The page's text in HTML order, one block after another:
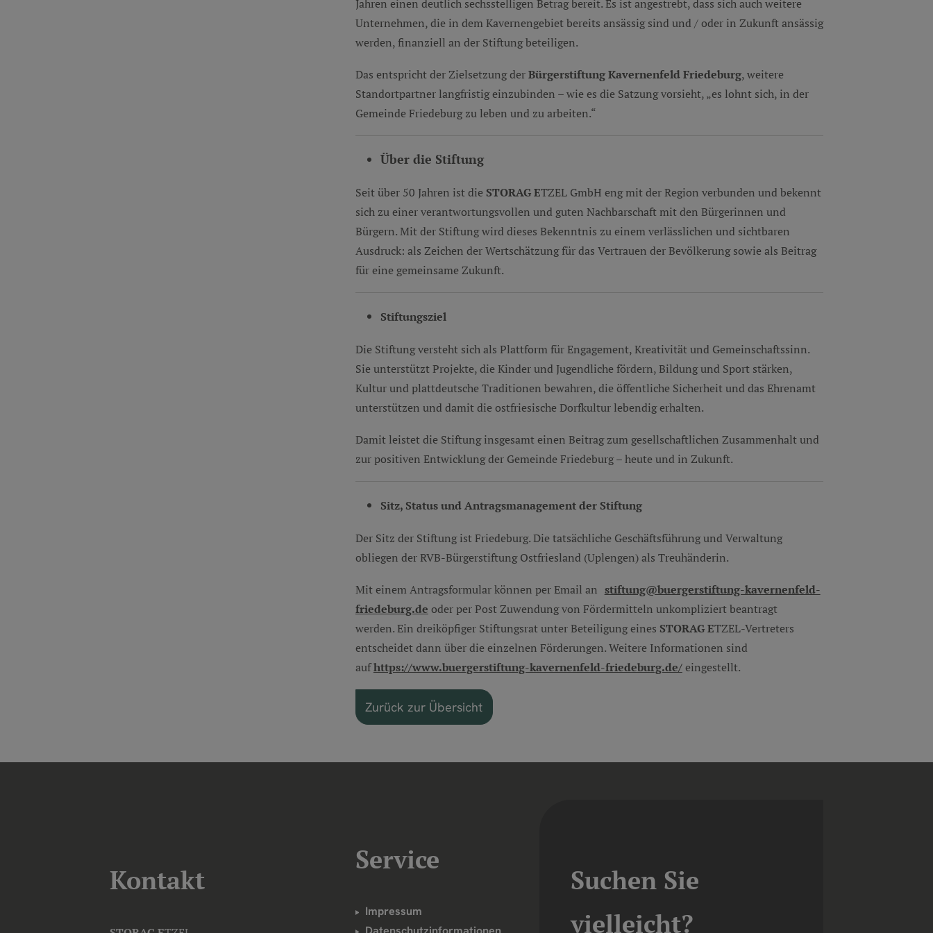
Jahren einen deutlich sechsstelligen Betrag bereit. Es ist angestrebt, dass sich auch weitere
Unternehmen, die in dem Kavernengebiet bereits ansässig sind und / oder in Zukunft ansässig
werden, finanziell an der Stiftung beteiligen.
Das entspricht der Zielsetzung derBürgerstiftung Kavernenfeld Friedeburg, weitere
Standortpartner langfristig einzubinden – wie es die Satzung vorsieht, „es lohnt sich, in der
Gemeinde Friedeburg zu leben und zu arbeiten.“
Über die Stiftung
Seit über 50 Jahren ist die STORAG ETZEL GmbH eng mit der Region verbunden und bekennt
sich zu einer verantwortungsvollen und guten Nachbarschaft mit den Bürgerinnen und
Bürgern. Mit der Stiftung wird dieses Bekenntnis zu einem verlässlichen und sichtbaren
Ausdruck: als Zeichen der Wertschätzung für das Vertrauen der Bevölkerung sowie als Beitrag
für eine gemeinsame Zukunft.
Stiftungsziel
Die Stiftung versteht sich als Plattform für Engagement, Kreativität und Gemeinschaftssinn.
Sie unterstützt Projekte, die Kinder und Jugendliche fördern, Bildung und Sport stärken,
Kultur und plattdeutsche Traditionen bewahren, die öffentliche Sicherheit und das Ehrenamt
unterstützen und damit die ostfriesische Dorfkultur lebendig erhalten.
Damit leistet die Stiftung insgesamt einen Beitrag zum gesellschaftlichen Zusammenhalt und
zur positiven Entwicklung der Gemeinde Friedeburg – heute und in Zukunft.
Sitz, Status und Antragsmanagement der Stiftung
Der Sitz der Stiftung ist Friedeburg. Die tatsächliche Geschäftsführung und Verwaltung
obliegen der RVB-Bürgerstiftung Ostfriesland (Uplengen) als Treuhänderin.
Mit einem Antragsformular können per Email an stiftung@buergerstiftung-kavernenfeld-
friedeburg.de oder per Post Zuwendung von Fördermitteln unkompliziert beantragt
werden. Ein dreiköpfiger Stiftungsrat unter Beteiligung eines STORAG ETZEL-Vertreters
entscheidet dann über die einzelnen Förderungen. Weitere Informationen sind
aufhttps://www.buergerstiftung-kavernenfeld-friedeburg.de/eingestellt.
Zurück zur Übersicht
Kontakt
Service
Impressum
Suchen Sie
vielleicht?